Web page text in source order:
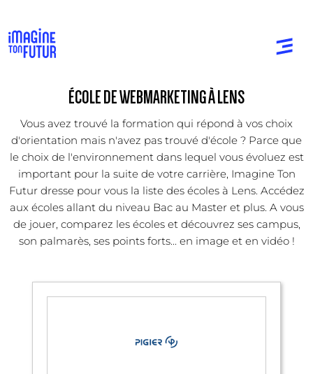
ÉCOLE DE WEBMARKETING À LENS
Vous avez trouvé la formation qui répond à vos choix
d'orientation mais n'avez pas trouvé d'école ? Parce que
le choix de l'environnement dans lequel vous évoluez est
important pour la suite de votre carrière, Imagine Ton
Futur dresse pour vous la liste des écoles à Lens. Accédez
aux écoles allant du niveau Bac au Master et plus. A vous
de jouer, comparez les écoles et découvrez ses campus,
son palmarès, ses points forts... en image et en vidéo !